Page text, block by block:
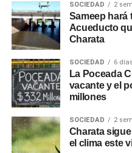
SOCIEDAD 2
Sameep hará
Acueducto
Charata
SOCIEDAD 6
La Poceada
vacante y el
millones
SOCIEDAD 2
Charata
el clima este